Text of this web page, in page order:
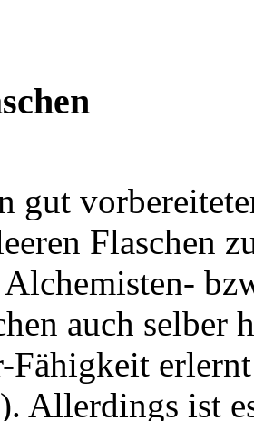
gut
Flaschen
auch selber
Fähigkeit
Allerdings ist